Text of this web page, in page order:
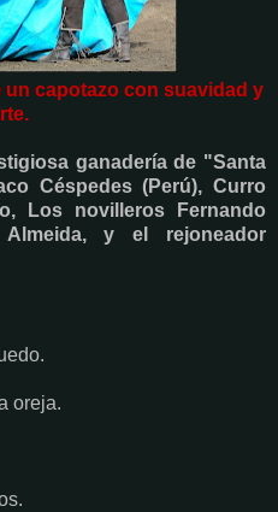
un capotazo con suavidad y
ganadería de "Santa
Céspedes (Perú), Curro
Los novilleros Fernando
y el rejoneador
oreja.